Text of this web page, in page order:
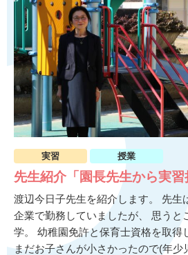
実習 授業
先生紹介「園長先生から実習
渡辺今日子先生を紹介します。 先生
企業で勤務していましたが、 思うと
学。 幼稚園免許と保育士資格を取得
まだお子さんが小さかったので(年少